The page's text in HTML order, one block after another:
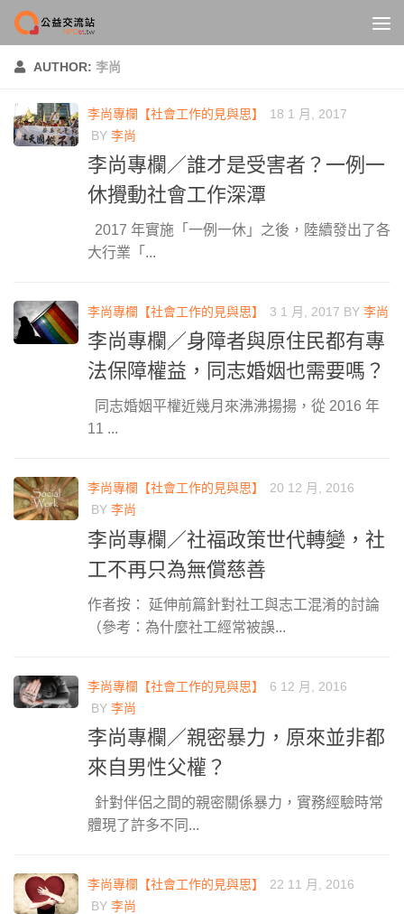
Skip to content
AUTHOR: 李尚
李尚專欄【社會工作的見與思】
18 1 月, 2017
BY 李尚
李尚專欄／誰才是受害者？一例一
休攪動社會工作深潭
2017 年實施「一例一休」之後，陸續發出了各
大行業「...
李尚專欄【社會工作的見與思】 3 1 月, 2017 BY 李尚
李尚專欄／身障者與原住民都有專
法保障權益，同志婚姻也需要嗎？
同志婚姻平權近幾月來沸沸揚揚，從 2016 年
11 ...
李尚專欄【社會工作的見與思】
20 12 月, 2016
BY 李尚
李尚專欄／社福政策世代轉變，社
工不再只為無償慈善
作者按： 延伸前篇針對社工與志工混淆的討論
（參考：為什麼社工經常被誤...
李尚專欄【社會工作的見與思】
6 12 月, 2016
BY 李尚
李尚專欄／親密暴力，原來並非都
來自男性父權？
針對伴侶之間的親密關係暴力，實務經驗時常
體現了許多不同...
李尚專欄【社會工作的見與思】
22 11 月, 2016
BY 李尚